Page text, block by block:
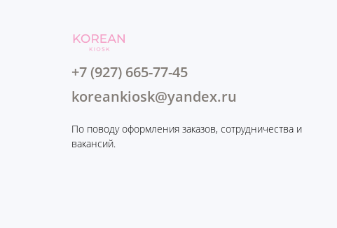
+7 (927) 665-77-45
koreankiosk@yandex.ru
По поводу оформления заказов, сотрудничества и
вакансий.